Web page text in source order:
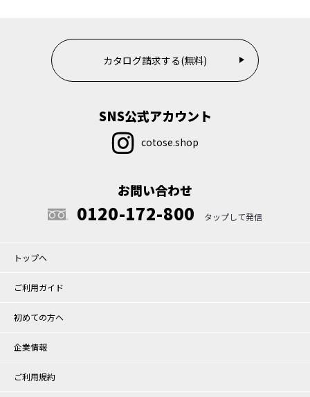
カタログ請求する(無料)
SNS公式アカウント
cotose.shop
お問い合わせ
0120-172-800
トップへ
ご利用ガイド
初めての方へ
企業情報
ご利用規約